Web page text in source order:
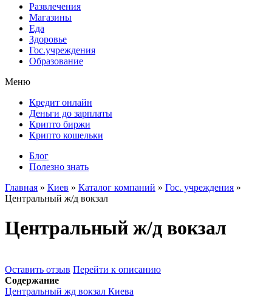
Развлечения
Магазины
Еда
Здоровье
Гос.учреждения
Образование
Меню
Кредит онлайн
Деньги до зарплаты
Крипто биржи
Крипто кошельки
Блог
Полезно знать
Главная » Киев » Каталог компаний » Гос. учреждения »
Центральный ж/д вокзал
Центральный ж/д вокзал
Оставить отзыв Перейти к описанию
Содержание
Центральный жд вокзал Киева